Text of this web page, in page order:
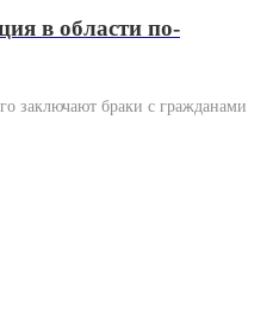
в области по-
заключают браки с гражданами